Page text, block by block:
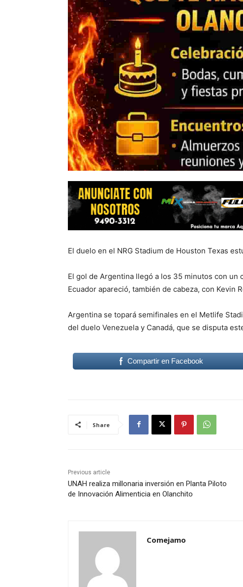
El duelo en el NRG Stadium de Houston Texas
El gol de Argentina llegó a los 35 minutos con un
Ecuador apareció, también de cabeza, con Kevin
Argentina se topará semifinales en el Metlife
del duelo Venezuela y Canadá, que se disputa
Compartir en Facebook
Share
Previous article
UNAH realiza millonaria inversión en Planta Piloto
de Innovación Alimenticia en Olanchito
Comejamo